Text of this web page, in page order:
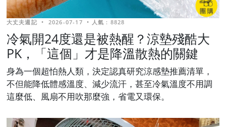
大丈夫週記 • 2026-07-17 • 人氣 : 8828
冷氣開24度還是被熱醒？涼墊殘酷大
PK，「這個」才是降溫散熱的關鍵
身為一個超怕熱人類，決定認真研究涼感墊推薦清單，
不但能降低體感溫度、減少流汗，甚至冷氣溫度不用調
這麼低、風扇不用吹那麼強，省電又環保。